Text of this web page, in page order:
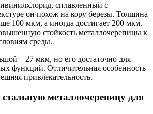
сплавленный с
он похож на кору березы. Толщина
100 мкм, а иногда достигает 200 мкм.
стойкость металлочерепицы к
среды.
– 27 мкм, но его достаточно для
функций. Отличительная особенность
привлекательность.
металлочерепицу для